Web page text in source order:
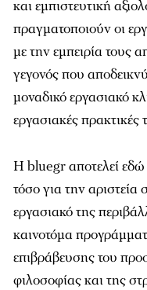
και εμπιστευτική
πραγματοποιούν οι
με την εμπειρία τους
γεγονός που
μοναδικό εργασιακό
εργασιακές πρακτικές
Η bluegr αποτελεί
τόσο για την αριστεία
εργασιακό της
καινοτόμα
επιβράβευσης του
φιλοσοφίας και της